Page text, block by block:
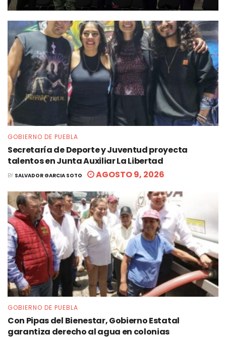
GOBIERNO DE PUEBLA
Secretaría de Deporte y Juventud proyecta
talentos en Junta Auxiliar La Libertad
BY SALVADOR GARCIA SOTO AGOSTO 9, 2026
GOBIERNO DE PUEBLA
Con Pipas del Bienestar, Gobierno Estatal
garantiza derecho al agua en colonias